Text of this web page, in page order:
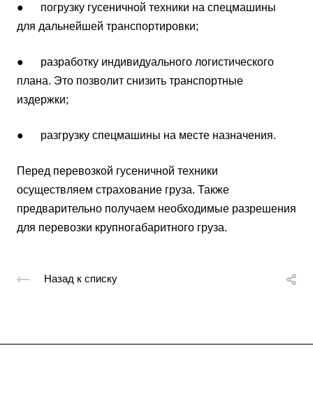
● погрузку гусеничной техники на спецмашины
для дальнейшей транспортировки;
● разработку индивидуального логистического
плана. Это позволит снизить транспортные
издержки;
● разгрузку спецмашины на месте назначения.
Перед перевозкой гусеничной техники
осуществляем страхование груза. Также
предварительно получаем необходимые разрешения
для перевозки крупногабаритного груза.
Назад к списку